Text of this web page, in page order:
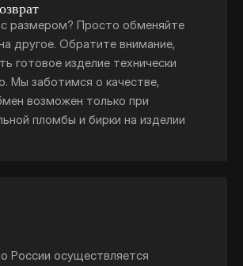
с размером? Просто обменяйте
другое. Обратите внимание,
готовое изделие технически
Мы заботимся о качестве,
возможен только при
пломбы и бирки на изделии
России осуществляется